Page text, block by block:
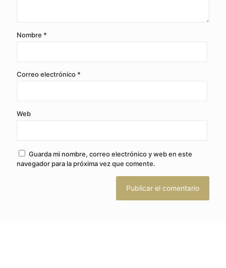
Nombre *
Correo electrónico *
Web
Guarda mi nombre, correo electrónico y web en este
navegador para la próxima vez que comente.